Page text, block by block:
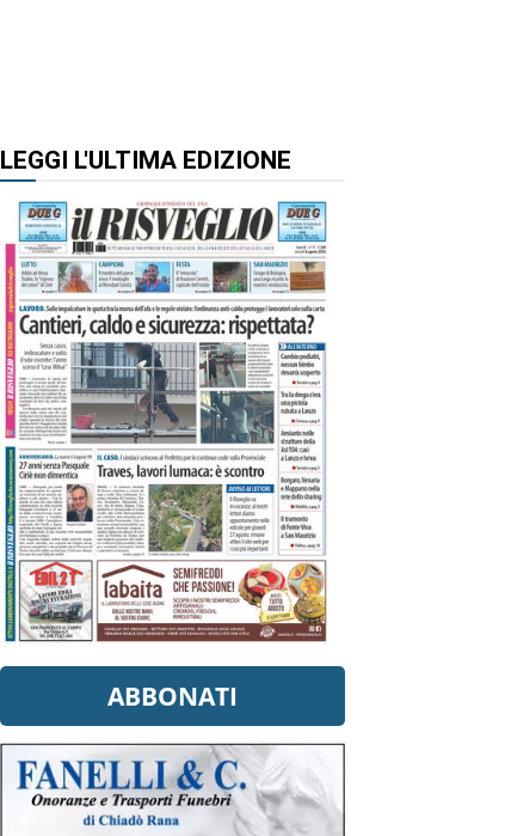
LEGGI L'ULTIMA EDIZIONE
ABBONATI